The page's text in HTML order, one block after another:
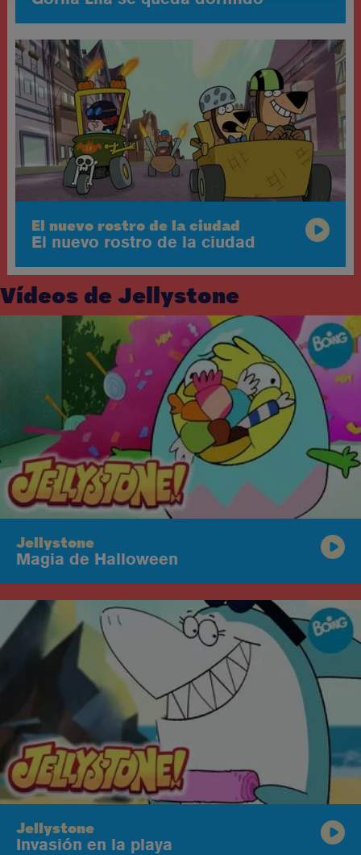
El nuevo rostro de la ciudad
El nuevo rostro de la ciudad
Vídeos de Jellystone
Jellystone
Magia de Halloween
Jellystone
Invasión en la playa